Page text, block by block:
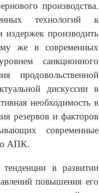
производства.
технологий к
производить
же в современных
санкционного
продовольственной
дискуссии в
необходимость в
резервов и факторов
современные
АПК.
в развитии
повышения его